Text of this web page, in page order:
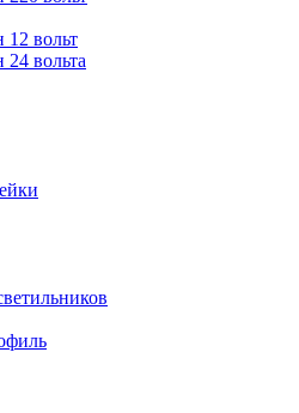
вольт
вольта